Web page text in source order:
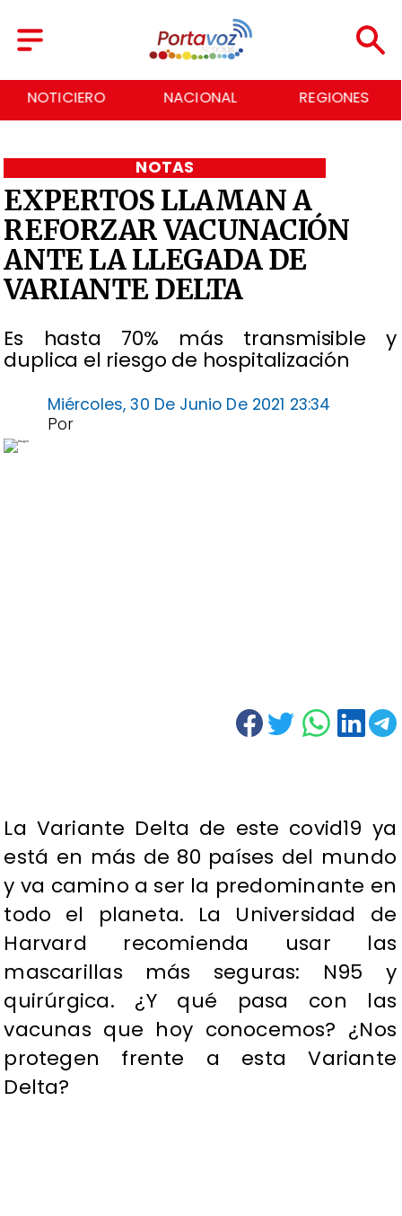
NOTICIERO NACIONAL REGIONES
EXPERTOS LLAMAN A
REFORZAR VACUNACIÓN
ANTE LA LLEGADA DE
VARIANTE DELTA
Es hasta 70% más transmisible y
duplica el riesgo de hospitalización
NOTAS
Miércoles, 30 De Junio De 2021 23:34
Por
La Variante Delta de este covid19 ya
está en más de 80 países del mundo
y va camino a ser la predominante en
todo el planeta. La Universidad de
Harvard recomienda usar las
mascarillas más seguras: N95 y
quirúrgica. ¿Y qué pasa con las
vacunas que hoy conocemos? ¿Nos
protegen frente a esta Variante
Delta?